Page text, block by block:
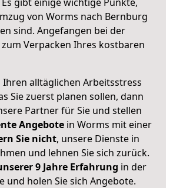
von Worms nach Bernburg
sind. Angefangen bei der
Verpacken Ihres kostbaren
Ihren alltäglichen Arbeitsstress
Sie zuerst planen sollen, dann
Partner für Sie und stellen
Angebote in Worms mit einer
Sie nicht, unsere Dienste in
und lehnen Sie sich zurück.
9 Jahre Erfahrung in der
und holen Sie sich Angebote.